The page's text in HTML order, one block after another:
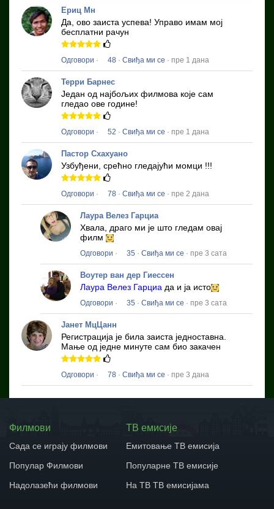
Ериц Мн
Да, ово заиста успева! Управо имам мој
бесплатни рачун
Одговори · 48 · Свиђа ми се · пре 1 дана
Терри Барнес
Један од најбољих филмова које сам
гледао ове године!
Одговори · 52 · Свиђа ми се · пре 1 дана
Пастор Схахуано
Узбуђени, срећно гледајући момци !!!
Одговори · 78 · Свиђа ми се · пре 2 дана
Лаура Велез Гарциа
Хвала, драго ми је што гледам овај
филм
Одговори · 35 · Свиђа ми се · пре 3 сата
Воутер ван дер Гиессен
Лаура Велез Гарциа да и ја исто
Одговори · 35 · Свиђа ми се · пре 3 сата
Јанет МцЦанн
Регистрација је била заиста једноставна.
Мање од једне минуте сам био закачен
Одговори · 78 · Свиђа ми се · пре 3 дана
Филмови
Сада се играју филмови
Популар Филмови
Надолазећи филмови
ТВ емисије
Емитовање ТВ емисија
Популарне ТВ емисије
На ТВ ТВ емисијама